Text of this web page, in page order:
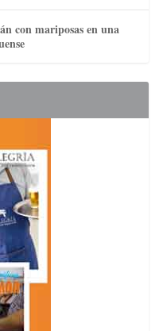
con mariposas en una